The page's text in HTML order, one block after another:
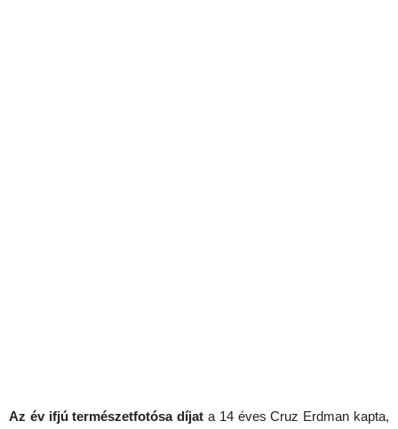
Az év ifjú természetfotósa díjat a 14 éves Cruz Erdman kapta,